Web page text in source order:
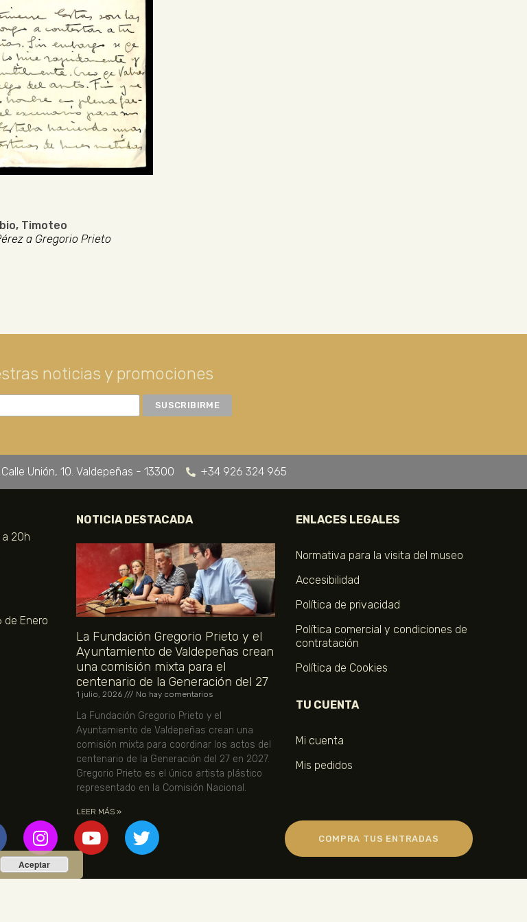
Timoteo
a Gregorio Prieto
noticias y promociones
Calle Unión, 10. Valdepeñas - 13300 +34 926 324 965
a 20h
de Enero
NOTICIA DESTACADA
La Fundación Gregorio Prieto y el
Ayuntamiento de Valdepeñas crean
una comisión mixta para el
centenario de la Generación del 27
1 julio, 2026 No hay comentarios
La Fundación Gregorio Prieto y el
Ayuntamiento de Valdepeñas crean una
comisión mixta para coordinar los actos del
centenario de la Generación del 27 en 2027.
Gregorio Prieto es el único artista plástico
representado en la Comisión Nacional.
LEER MÁS »
ENLACES LEGALES
Normativa para la visita del museo
Accesibilidad
Política de privacidad
Política comercial y condiciones de
contratación
Política de Cookies
TU CUENTA
Mi cuenta
Mis pedidos
COMPRA TUS ENTRADAS
Aceptar